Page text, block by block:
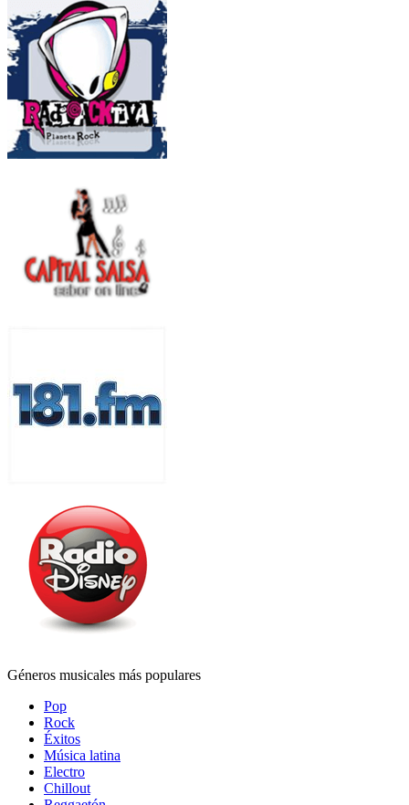
Géneros musicales más populares
Pop
Rock
Éxitos
Música latina
Electro
Chillout